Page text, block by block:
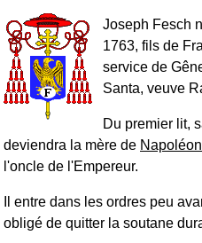
Joseph Fesch
1763, fils de
service de
Santa, veuve
Du premier lit,
deviendra la mère de Napoléon
l'oncle de l'Empereur.
Il entre dans les ordres peu
obligé de quitter la soutane